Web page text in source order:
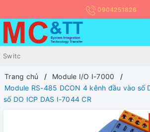
0904251826
Trang chủ
Module I/O I-7000
Module RS-485 DCON 4 kênh đầu vào số
số DO ICP DAS I-7044 CR